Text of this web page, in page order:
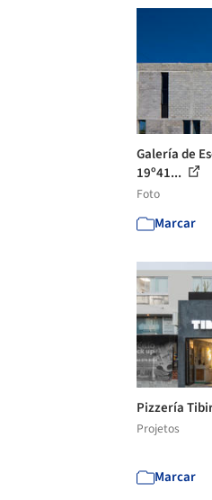
Galería de
19º41...
Foto
Marcar
Pizzería
Projetos
Marcar